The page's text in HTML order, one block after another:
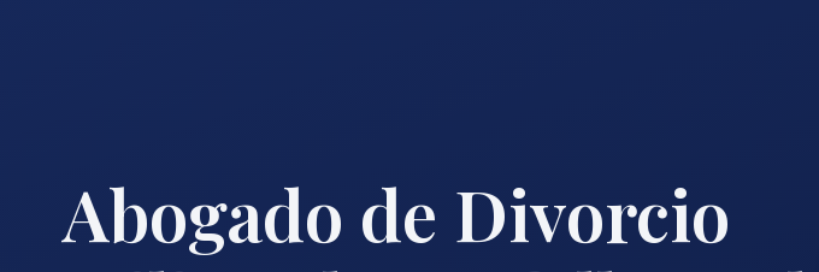
Abogado de Divorcio